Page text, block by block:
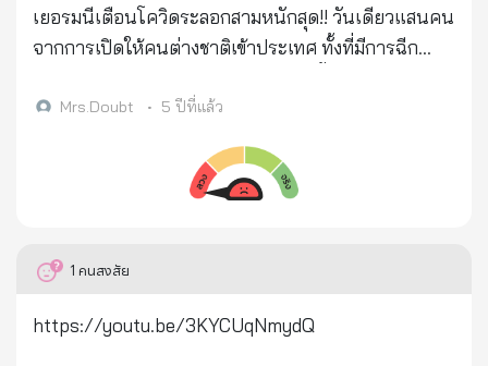
หล่นลงมา... > จะว่ายิงไม่ถูก...ก็ไม่น่าเป็นไปได้...เพราะ
คุณพงษ์เทพ...แกยิงปืนแม่น... > ระยะแค่นี้ เป้าใหญ่
นั้น...ลิงตัวที่ถูกยิง...ร้องโหยหวน...เสียงดังมาก..... > ฝูงลิง
มาหาลิงตัวที่ถูกยิง > แล้วร้องโหยหวน...เหมือนกันหมด...
> แกตกใจ...ยืนตกตะลึง...ไม่รู้ว่าเกิดอะไรขึ้น... > สัก
กับลิงตัวที่อยู่ใกล้ที่สุด... > แล้วก็หล่นตุ๊บ...ลงมาจาก
ต้นไม้... > คุณพงษ์เทพ...รีบวิ่งไปดู...ลิงถูกยิงเข้าที่หลัง...
ทะลุหน้าอก...เลือดแดงฉาน..เต็มตัว... > คุณพงษ์เทพ
เยอรมนีเตือนโควิดระลอกสามหนักสุด!! วันเดียวแสนคน
จากการเปิดให้คนต่างชาติเข้าประเทศ ทั้งที่มีการฉีก
พันธุ์ใหม่เดินทางมาถึงพร้อมกับนักท่องเที่ยว
Mrs.Doubt • 5 ปีที่แล้ว
1 คนสงสัย
https://youtu.be/3KYCUqNmydQ